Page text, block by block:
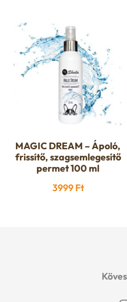
MAGIC DREAM – Ápoló,
frissítő, szagsemlegesítő
permet 100 ml
3999 Ft